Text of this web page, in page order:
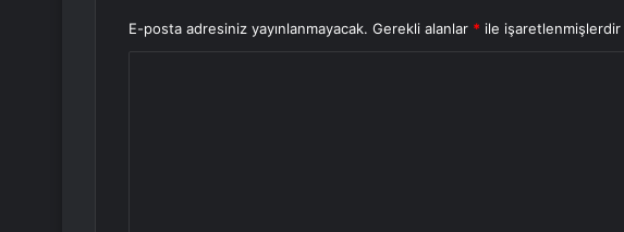
E-posta adresiniz yayınlanmayacak. Gerekli alanlar * ile işaretlenmişlerdir